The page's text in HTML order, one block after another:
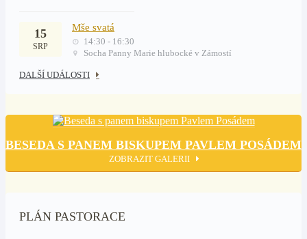
15
SRP
Mše svatá
14:30 - 16:30
Socha Panny Marie hlubocké v Zámostí
DALŠÍ UDÁLOSTI
BESEDA S PANEM BISKUPEM PAVLEM POSÁDEM
ZOBRAZIT GALERII
PLÁN PASTORACE